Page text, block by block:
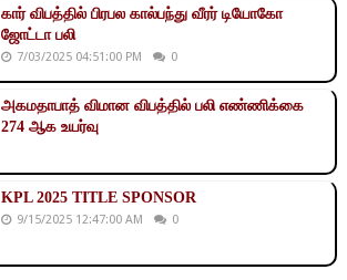
கார் விபத்தில் பிரபல கால்பந்து வீரர் டியோகோ
ஜோட்டா பலி
7/03/2025 04:51:00 PM 0
அகமதாபாத் விமான விபத்தில் பலி எண்ணிக்கை
274 ஆக உயர்வு
KPL 2025 TITLE SPONSOR
9/15/2025 12:47:00 AM 0